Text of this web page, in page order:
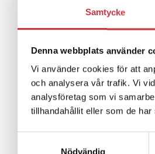
Samtycke
Denna webbplats använder
Vi använder cookies för att
och analysera vår trafik. Vi
analysföretag som vi
tillhandahållit eller som de
Nödvändig